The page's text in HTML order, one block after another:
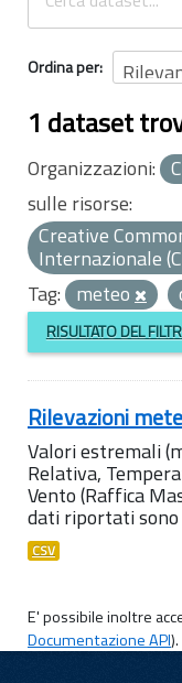
Ordina per
1 dataset
Organizzazioni:
sulle risorse:
Creative
Internazionale
Tag: meteo
RISULTATO DEL
Rilevazioni
Valori estremali
Relativa,
Vento (Raffica
dati riportati
CSV
E' possibile inoltre
Documentazione API).